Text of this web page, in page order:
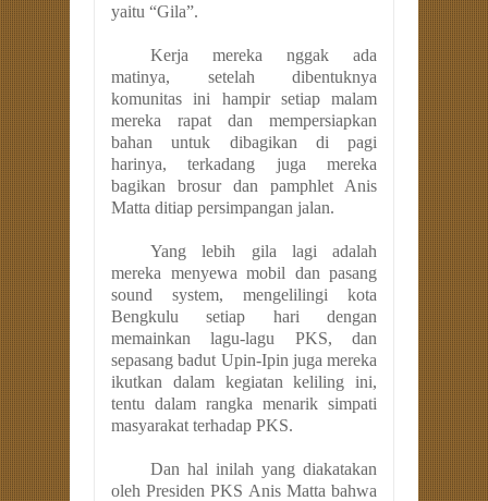
yaitu “Gila”.
Kerja mereka nggak ada
matinya, setelah dibentuknya
komunitas ini hampir setiap malam
mereka rapat dan mempersiapkan
bahan untuk dibagikan di pagi
harinya, terkadang juga mereka
bagikan brosur dan pamphlet Anis
Matta ditiap persimpangan jalan.
Yang lebih gila lagi adalah
mereka menyewa mobil dan pasang
sound system, mengelilingi kota
Bengkulu setiap hari dengan
memainkan lagu-lagu PKS, dan
sepasang badut Upin-Ipin juga mereka
ikutkan dalam kegiatan keliling ini,
tentu dalam rangka menarik simpati
masyarakat terhadap PKS.
Dan hal inilah yang diakatakan
oleh Presiden PKS Anis Matta bahwa